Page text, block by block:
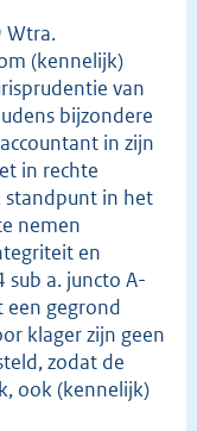
Wtra.
(kennelijk)
van
bijzondere
in zijn
in rechte
standpunt in het
nemen
en
a. juncto A-
een gegrond
klager zijn geen
zodat de
ook (kennelijk)